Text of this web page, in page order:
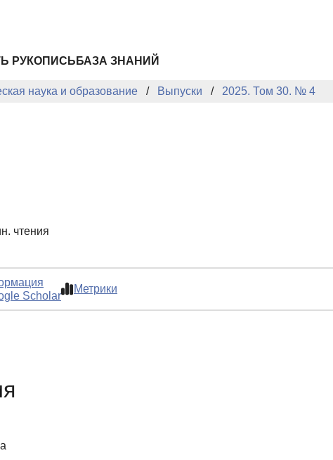
РУКОПИСЬ БАЗА ЗНАНИЙ
наука и образование Выпуски 2025. Том 30. № 4
чтения
Scholar
Метрики